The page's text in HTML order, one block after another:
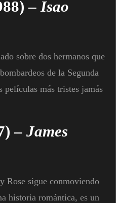
– Isao
sobre dos hermanos que
de la Segunda
más tristes jamás
– James
Rose sigue conmoviendo
historia romántica, es un